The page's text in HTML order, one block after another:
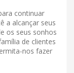
continuar
a alcançar seus
os seus sonhos
de clientes
nos fazer